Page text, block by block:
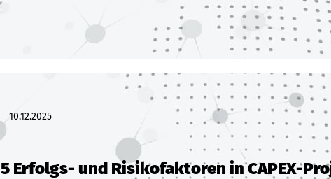
10.12.2025
5 Erfolgs- und Risikofaktoren in CAPEX-